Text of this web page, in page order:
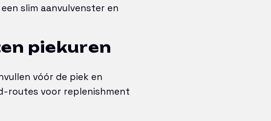
slim aanvulvenster en
piekuren
vóór de piek en
routes voor replenishment